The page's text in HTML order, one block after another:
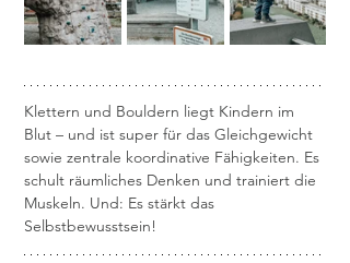
Klettern und Bouldern liegt Kindern im
Blut – und ist super für das Gleichgewicht
sowie zentrale koordinative Fähigkeiten. Es
schult räumliches Denken und trainiert die
Muskeln. Und: Es stärkt das
Selbstbewusstsein!